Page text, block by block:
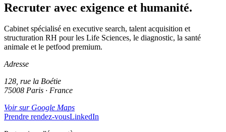
Recruter avec exigence et humanité.
Cabinet spécialisé en executive search, talent acquisition et
structuration RH pour les Life Sciences, le diagnostic, la santé
animale et le petfood premium.
Adresse
128, rue la Boétie
75008 Paris · France
Voir sur Google Maps
Prendre rendez-vousLinkedIn